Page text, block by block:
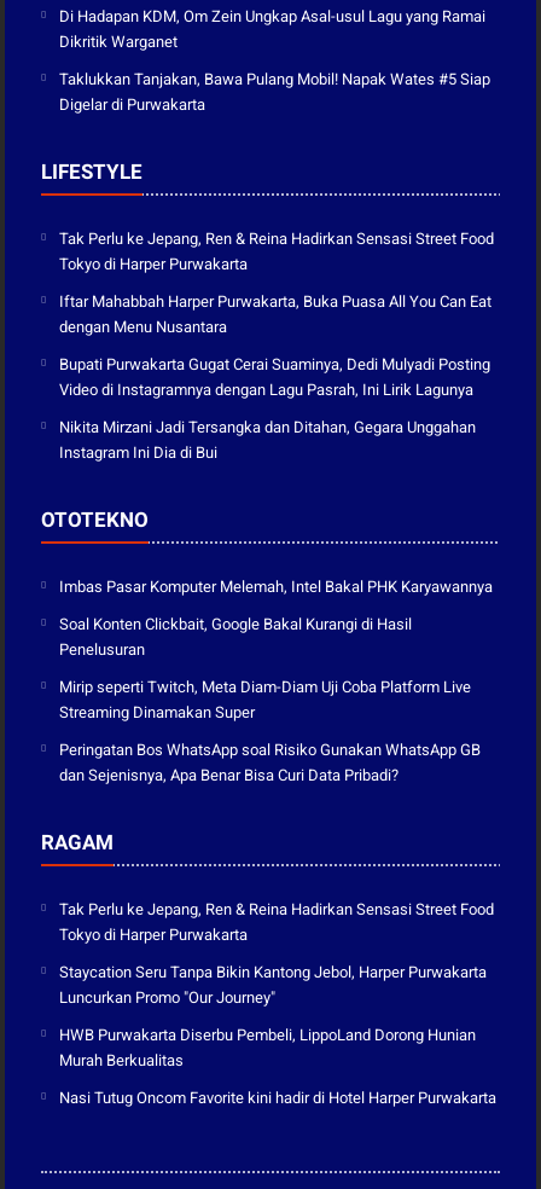
Di Hadapan KDM, Om Zein Ungkap Asal-usul Lagu yang Ramai
Dikritik Warganet
Taklukkan Tanjakan, Bawa Pulang Mobil! Napak Wates #5 Siap
Digelar di Purwakarta
LIFESTYLE
Tak Perlu ke Jepang, Ren & Reina Hadirkan Sensasi Street Food
Tokyo di Harper Purwakarta
Iftar Mahabbah Harper Purwakarta, Buka Puasa All You Can Eat
dengan Menu Nusantara
Bupati Purwakarta Gugat Cerai Suaminya, Dedi Mulyadi Posting
Video di Instagramnya dengan Lagu Pasrah, Ini Lirik Lagunya
Nikita Mirzani Jadi Tersangka dan Ditahan, Gegara Unggahan
Instagram Ini Dia di Bui
OTOTEKNO
Imbas Pasar Komputer Melemah, Intel Bakal PHK Karyawannya
Soal Konten Clickbait, Google Bakal Kurangi di Hasil
Penelusuran
Mirip seperti Twitch, Meta Diam-Diam Uji Coba Platform Live
Streaming Dinamakan Super
Peringatan Bos WhatsApp soal Risiko Gunakan WhatsApp GB
dan Sejenisnya, Apa Benar Bisa Curi Data Pribadi?
RAGAM
Tak Perlu ke Jepang, Ren & Reina Hadirkan Sensasi Street Food
Tokyo di Harper Purwakarta
Staycation Seru Tanpa Bikin Kantong Jebol, Harper Purwakarta
Luncurkan Promo "Our Journey"
HWB Purwakarta Diserbu Pembeli, LippoLand Dorong Hunian
Murah Berkualitas
Nasi Tutug Oncom Favorite kini hadir di Hotel Harper Purwakarta